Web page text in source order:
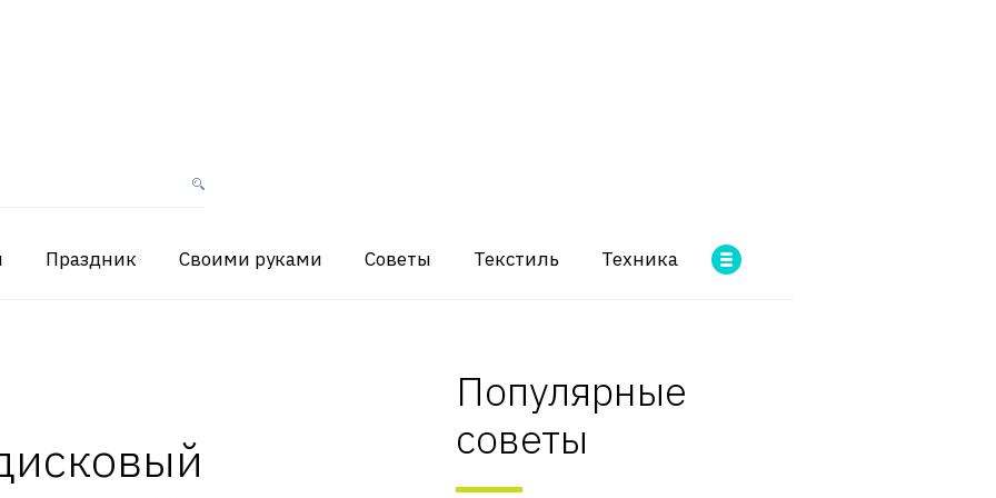
Праздник Своими руками Советы Текстиль Техника
Популярные
советы